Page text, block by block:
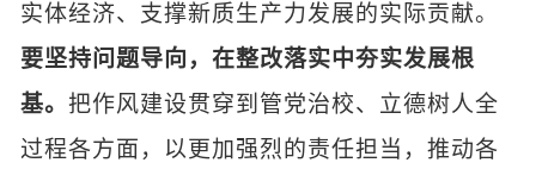
实体经济、支撑新质生产力发展的实际贡献。
要坚持问题导向，在整改落实中夯实发展根
基。 把作风建设贯穿到管党治校、立德树人全
过程各方面，以更加强烈的责任担当，推动各